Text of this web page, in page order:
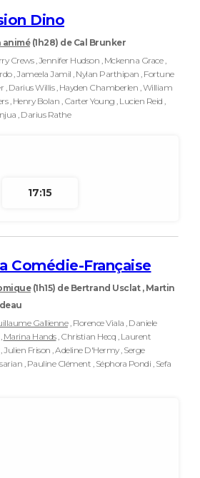
Dino
animé (1h28) de Cal Brunker
Crews , Jennifer Hudson , Mckenna Grace ,
, Jameela Jamil , Nylan Parthipan , Fortune
, Darius Willis , Hayden Chamberlen , William
, Henry Bolan , Carter Young , Lucien Reid ,
, Darius Rathe
17:15
Comédie-Française
(1h15) de Bertrand Usclat , Martin
Gallienne, Florence Viala , Daniele
Marina Hands, Christian Hecq , Laurent
Julien Frison , Adeline D'Hermy , Serge
, Pauline Clément , Séphora Pondi , Sefa